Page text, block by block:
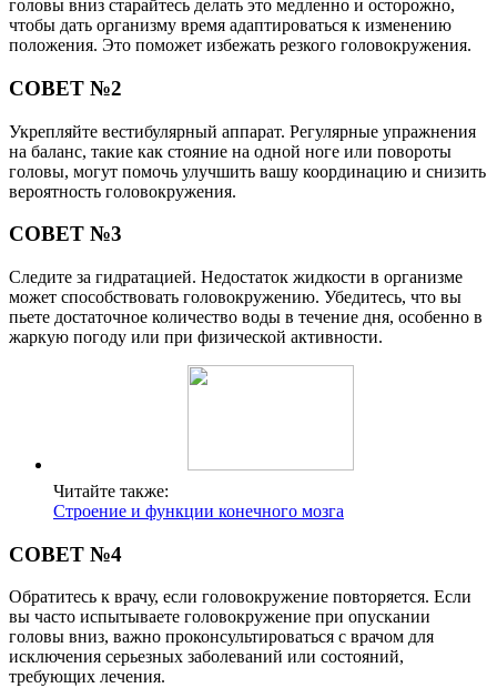
головы вниз старайтесь делать это медленно и осторожно,
чтобы дать организму время адаптироваться к изменению
положения. Это поможет избежать резкого головокружения.
СОВЕТ №2
Укрепляйте вестибулярный аппарат. Регулярные упражнения
на баланс, такие как стояние на одной ноге или повороты
головы, могут помочь улучшить вашу координацию и снизить
вероятность головокружения.
СОВЕТ №3
Следите за гидратацией. Недостаток жидкости в организме
может способствовать головокружению. Убедитесь, что вы
пьете достаточное количество воды в течение дня, особенно в
жаркую погоду или при физической активности.
Читайте также:
Строение и функции конечного мозга
СОВЕТ №4
Обратитесь к врачу, если головокружение повторяется. Если
вы часто испытываете головокружение при опускании
головы вниз, важно проконсультироваться с врачом для
исключения серьезных заболеваний или состояний,
требующих лечения.